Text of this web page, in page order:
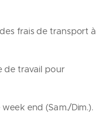
frais de transport à
de travail pour
end (Sam./Dim.).